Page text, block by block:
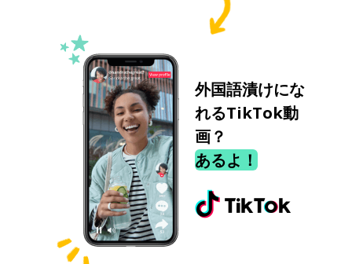
外国語漬けにな
れるTikTok動
画？
あるよ！